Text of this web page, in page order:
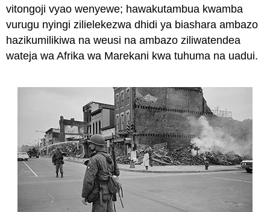
vitongoji vyao wenyewe; hawakutambua kwamba
vurugu nyingi zilielekezwa dhidi ya biashara ambazo
hazikumilikiwa na weusi na ambazo ziliwatendea
wateja wa Afrika wa Marekani kwa tuhuma na uadui.